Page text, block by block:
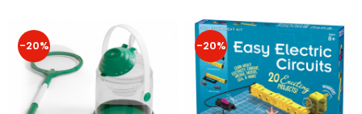
-20% -20%